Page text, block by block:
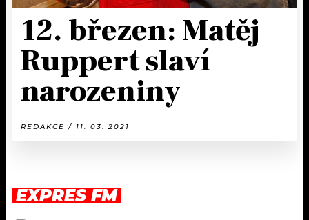
12. březen: Matěj
Ruppert slaví
narozeniny
REDAKCE / 11. 03. 2021
EXPRES FM